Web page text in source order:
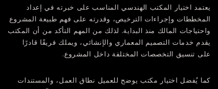
يعتمد اختيار المكتب الهندسي المناسب على خبرته في إعداد
المخططات وإجراءات الترخيص، وقدرته على فهم طبيعة المشروع
واحتياجات المالك منذ البداية. لذلك من المهم التأكد من أن المكتب
يقدم خدمات التصميم المعماري والإنشائي، ويملك فريقًا قادرًا
على تنسيق التخصصات المختلفة داخل المشروع.
كما يُفضل اختيار مكتب يوضح للعميل نطاق العمل، والمستندات